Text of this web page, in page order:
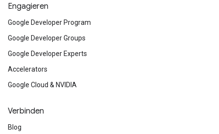
Engagieren
Google Developer Program
Google Developer Groups
Google Developer Experts
Accelerators
Google Cloud & NVIDIA
Verbinden
Blog